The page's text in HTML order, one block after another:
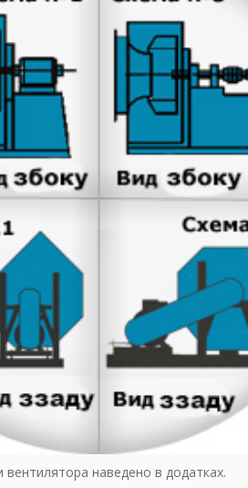
вентилятора наведено в додатках.